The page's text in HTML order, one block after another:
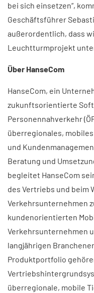
bei sich einsetzen“,
Geschäftsführer
außerordentlich, dass
Leuchtturmprojekt
Über HanseCom
HanseCom, ein
zukunftsorientierte
Personennahverkehr
überregionales,
und
Beratung und
begleitet HanseCom
des Vertriebs und beim
Verkehrsunternehmen
kundenorientierten
Verkehrsunternehmen
langjährigen
Produktportfolio
überregionale, mobile